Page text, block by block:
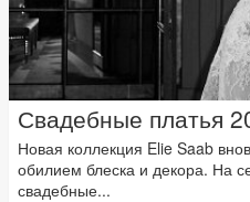
Свадебные платья
Новая коллекция Elie Saab
обилием блеска и декора. На
свадебные...